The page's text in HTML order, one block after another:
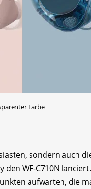
Farbe
sondern auch
WF-C710N
aufwarten, die